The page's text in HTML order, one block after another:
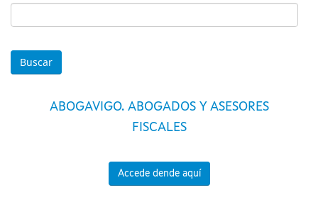
ABOGAVIGO. ABOGADOS Y ASESORES
FISCALES
Accede dende aquí